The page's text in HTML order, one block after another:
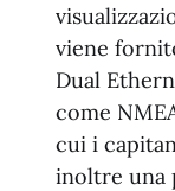
viene
Dual
come
cui i
inoltre una